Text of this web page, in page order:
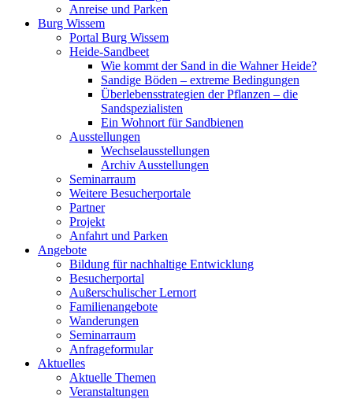
Anreise und Parken
Burg Wissem
Portal Burg Wissem
Heide-Sandbeet
Wie kommt der Sand in die Wahner Heide?
Sandige Böden – extreme Bedingungen
Überlebensstrategien der Pflanzen – die
Sandspezialisten
Ein Wohnort für Sandbienen
Ausstellungen
Wechselausstellungen
Archiv Ausstellungen
Seminarraum
Weitere Besucherportale
Partner
Projekt
Anfahrt und Parken
Angebote
Bildung für nachhaltige Entwicklung
Besucherportal
Außerschulischer Lernort
Familienangebote
Wanderungen
Seminarraum
Anfrageformular
Aktuelles
Aktuelle Themen
Veranstaltungen